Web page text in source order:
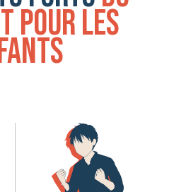
pour les